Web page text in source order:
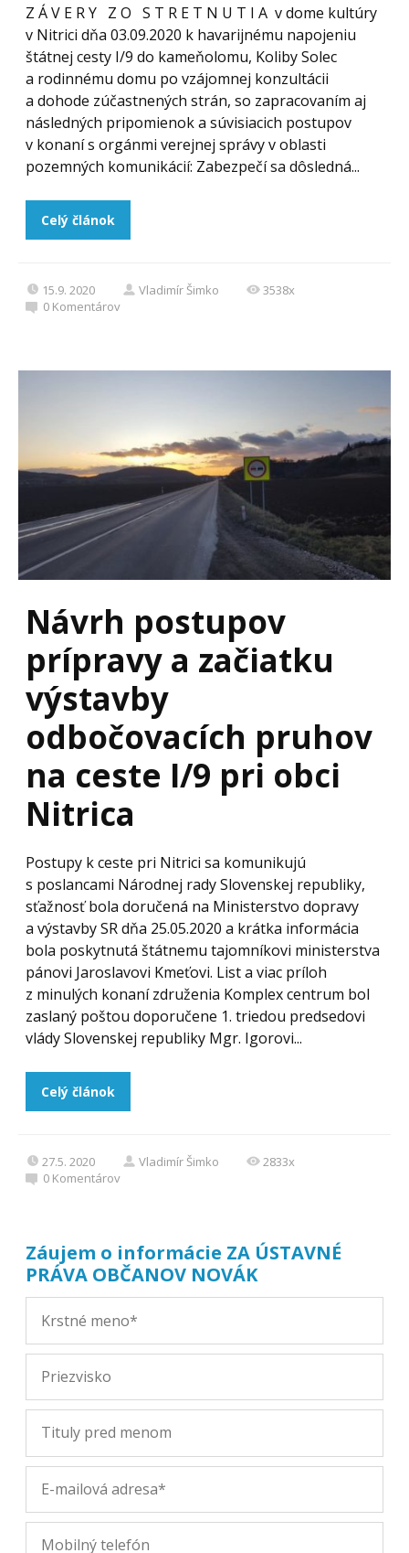
Z Á V E R Y Z O S T R E T N U T I A v dome kultúry
v Nitrici dňa 03.09.2020 k havarijnému napojeniu
štátnej cesty I/9 do kameňolomu, Koliby Solec
a rodinnému domu po vzájomnej konzultácii
a dohode zúčastnených strán, so zapracovaním aj
následných pripomienok a súvisiacich postupov
v konaní s orgánmi verejnej správy v oblasti
pozemných komunikácií: Zabezpečí sa dôsledná...
Celý článok
15.9. 2020 Vladimír Šimko
3538x
0 Komentárov
Návrh postupov
prípravy a začiatku
výstavby
odbočovacích pruhov
na ceste I/9 pri obci
Nitrica
Postupy k ceste pri Nitrici sa komunikujú
s poslancami Národnej rady Slovenskej republiky,
sťažnosť bola doručená na Ministerstvo dopravy
a výstavby SR dňa 25.05.2020 a krátka informácia
bola poskytnutá štátnemu tajomníkovi ministerstva
pánovi Jaroslavovi Kmeťovi. List a viac príloh
z minulých konaní združenia Komplex centrum bol
zaslaný poštou doporučene 1. triedou predsedovi
vlády Slovenskej republiky Mgr. Igorovi...
Celý článok
27.5. 2020 Vladimír Šimko
2833x
0 Komentárov
Záujem o informácie ZA ÚSTAVNÉ
PRÁVA OBČANOV NOVÁK